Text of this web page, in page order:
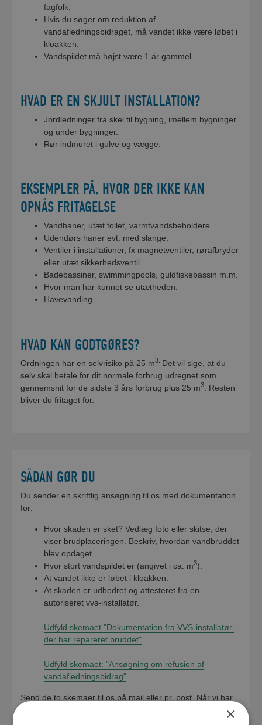
fagfolk.
Hvis du søger om reduktion af
vandafledningsbidraget, må vandet ikke være løbet i
kloakken.
Vandspildet må højst være 1 år gammel.
HVAD ER EN SKJULT INSTALLATION?
Jordledninger fra skel til bygning, imellem bygninger
og under bygninger.
Rør indmuret i gulve og vægge.
EKSEMPLER PÅ, HVOR DER IKKE KAN
OPNÅS FRITAGELSE
Vandhaner, utæt toilet, varmtvandsbeholdere.
Udendørs haner evt. med slange.
Ventiler i installationer, fx magnetventiler, rørafbryder
eller utæt sikkerhedsventil.
Badebassiner, swimmingpools, guldfiskebassin m.m.
Hvor man har kunnet se utætheden.
Havevanding
HVAD KAN GODTGØRES?
Ordningen har en selvrisiko på 25 m3. Det vil sige, at du
selv skal betale for dit normale forbrug udregnet som
gennemsnit for de sidste 3 års forbrug plus 25 m3
. Resten
bliver du fritaget for.
SÅDAN GØR DU
Du sender en skriftlig ansøgning til os med dokumentation
for:
Hvor skaden er sket? Vedlæg foto eller skitse, der
viser brudplaceringen. Beskriv, hvordan vandbruddet
blev opdaget.
Hvor stort vandspildet er (angivet i ca. m3).
At vandet ikke er løbet i kloakken.
At skaden er udbedret og attesteret fra en
autoriseret vvs-installatør.
Udfyld skemaet "Dokumentation fra VVS-installatør,
der har repareret bruddet"
Udfyld skemaet: "Ansøgning om refusion af
vandafledningsbidrag"
Send de to skemaer til os på mail eller pr. post. Når vi har
×